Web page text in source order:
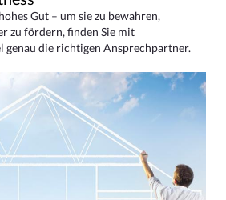
Gut – um sie zu bewahren,
zu fördern, finden Sie mit
genau die richtigen Ansprechpartner.